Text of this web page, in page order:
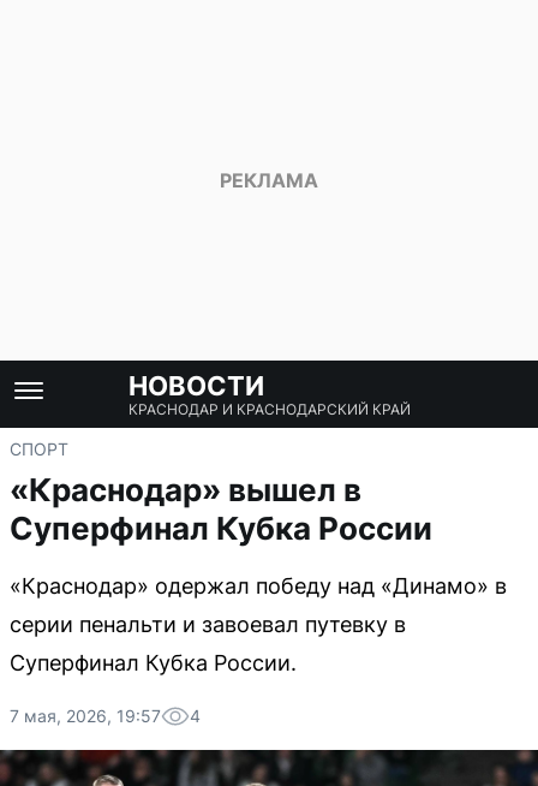
НОВОСТИ
КРАСНОДАР И КРАСНОДАРСКИЙ КРАЙ
СПОРТ
«Краснодар» вышел в
Суперфинал Кубка России
«Краснодар» одержал победу над «Динамо» в
серии пенальти и завоевал путевку в
Суперфинал Кубка России.
7 мая, 2026, 19:57 4